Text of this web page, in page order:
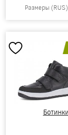
Размеры
Ботинки